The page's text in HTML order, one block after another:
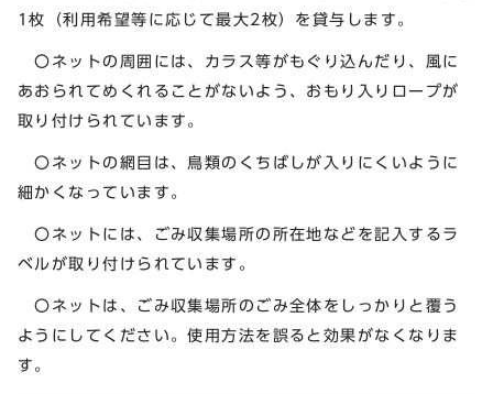
1枚（利用希望等に応じて最大2枚）を貸与します。
〇ネットの周囲には、カラス等がもぐり込んだり、風に
あおられてめくれることがないよう、おもり入りロープが
取り付けられています。
〇ネットの網目は、鳥類のくちばしが入りにくいように
細かくなっています。
〇ネットには、ごみ収集場所の所在地などを記入するラ
ベルが取り付けられています。
〇ネットは、ごみ収集場所のごみ全体をしっかりと覆う
ようにしてください。使用方法を誤ると効果がなくなりま
す。